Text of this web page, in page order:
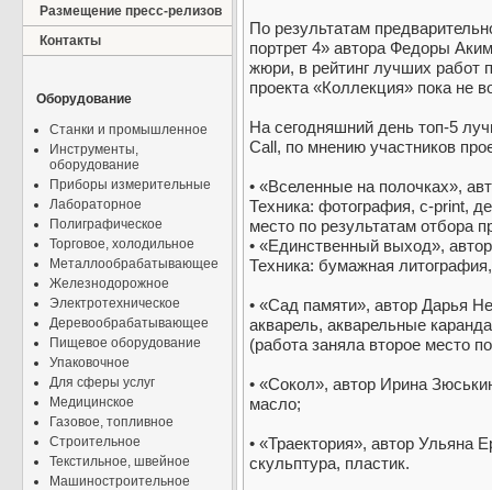
Размещение пресс-релизов
Контакты
Оборудование
Станки и промышленное
Инструменты,
оборудование
Приборы измерительные
Лабораторное
Полиграфическое
Торговое, холодильное
Металлообрабатывающее
Железнодорожное
Электротехническое
Деревообрабатывающее
Пищевое оборудование
Упаковочное
Для сферы услуг
Медицинское
Газовое, топливное
Строительное
Текстильное, швейное
Машиностроительное
По результатам
портрет 4» автора Федоры
жюри, в рейтинг лучших работ
проекта «Коллекция» пока не
На сегодняшний день топ-5
Call, по мнению участников
• «Вселенные на полочках»,
Техника: фотография, c-print,
место по результатам отбора
• «Единственный выход»,
Техника: бумажная
• «Сад памяти», автор Дарья
акварель, акварельные
(работа заняла второе место
• «Сокол», автор Ирина
масло;
• «Траектория», автор Ульяна
скульптура, пластик.